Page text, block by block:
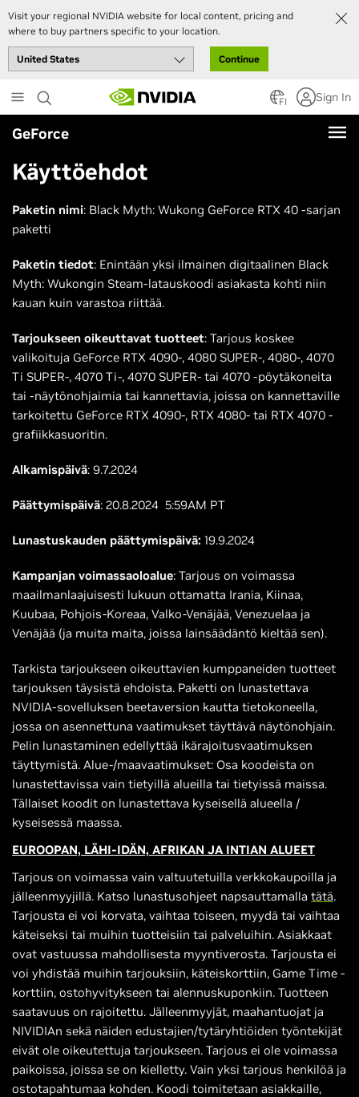
Visit your regional NVIDIA website for local content, pricing and
where to buy partners specific to your location.
Continue
to
main
content
FI Sign In
GeForce
Käyttöehdot
Paketin nimi: Black Myth: Wukong GeForce RTX 40 -sarjan
paketti
Paketin tiedot: Enintään yksi ilmainen digitaalinen Black
Myth: Wukongin Steam-latauskoodi asiakasta kohti niin
kauan kuin varastoa riittää.
Tarjoukseen oikeuttavat tuotteet: Tarjous koskee
valikoituja GeForce RTX 4090-, 4080 SUPER-, 4080-, 4070
Ti SUPER-, 4070 Ti-, 4070 SUPER- tai 4070 -pöytäkoneita
tai -näytönohjaimia tai kannettavia, joissa on kannettaville
tarkoitettu GeForce RTX 4090-, RTX 4080- tai RTX 4070 -
grafiikkasuoritin.
Alkamispäivä: 9.7.2024
Päättymispäivä: 20.8.2024 5:59AM PT
Lunastuskauden päättymispäivä: 19.9.2024
Kampanjan voimassaoloalue: Tarjous on voimassa
maailmanlaajuisesti lukuun ottamatta Irania, Kiinaa,
Kuubaa, Pohjois-Koreaa, Valko-Venäjää, Venezuelaa ja
Venäjää (ja muita maita, joissa lainsäädäntö kieltää sen).
Tarkista tarjoukseen oikeuttavien kumppaneiden tuotteet
tarjouksen täysistä ehdoista. Paketti on lunastettava
NVIDIA-sovelluksen beetaversion kautta tietokoneella,
jossa on asennettuna vaatimukset täyttävä näytönohjain.
Pelin lunastaminen edellyttää ikärajoitusvaatimuksen
täyttymistä. Alue-/maavaatimukset: Osa koodeista on
lunastettavissa vain tietyillä alueilla tai tietyissä maissa.
Tällaiset koodit on lunastettava kyseisellä alueella /
kyseisessä maassa.
EUROOPAN, LÄHI-IDÄN, AFRIKAN JA INTIAN ALUEET
Tarjous on voimassa vain valtuutetuilla verkkokaupoilla ja
jälleenmyyjillä. Katso lunastusohjeet napsauttamalla tätä.
Tarjousta ei voi korvata, vaihtaa toiseen, myydä tai vaihtaa
käteiseksi tai muihin tuotteisiin tai palveluihin. Asiakkaat
ovat vastuussa mahdollisesta myyntiverosta. Tarjousta ei
voi yhdistää muihin tarjouksiin, käteiskorttiin, Game Time -
korttiin, ostohyvitykseen tai alennuskuponkiin. Tuotteen
saatavuus on rajoitettu. Jälleenmyyjät, maahantuojat ja
NIVIDIAn sekä näiden edustajien/tytäryhtiöiden työntekijät
eivät ole oikeutettuja tarjoukseen. Tarjous ei ole voimassa
paikoissa, joissa se on kielletty. Vain yksi tarjous henkilöä ja
ostotapahtumaa kohden. Koodi toimitetaan asiakkaille,